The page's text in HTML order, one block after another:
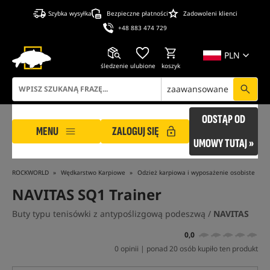
Szybka wysyłka Bezpieczne płatności
Zadowoleni klienci
+48 883 474 729
PLN
śledzenie ulubione koszyk
zaawansowane
MENU ZALOGUJ SIĘ
ODSTĄP OD
UMOWY TUTAJ »
ROCKWORLD Wędkarstwo Karpiowe Odzież karpiowa i wyposażenie osobiste
NAVITAS SQ1 Trainer
Buty typu tenisówki z antypoślizgową podeszwą / NAVITAS
0,0
0 opinii | ponad 20 osób kupiło ten produkt